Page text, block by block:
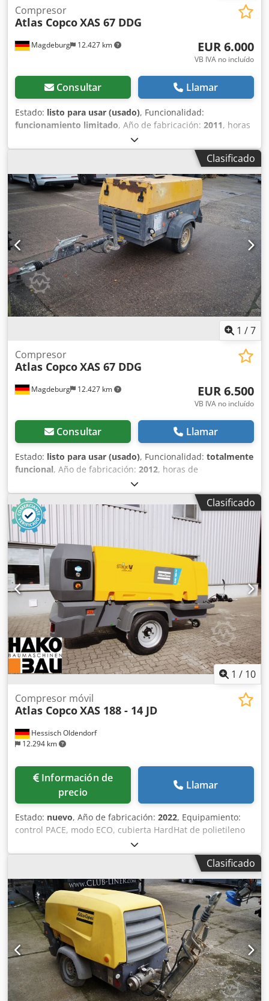
Magdeburg 12.427 km
Compresor
Atlas CopcoXAS 67 DDG
EUR 6.000
VB IVA no incluído
Consultar Llamar
Estado: listo para usar (usado), Funcionalidad:
funcionamiento limitado, Año de fabricación: 2011, horas
, Equipamiento:
Compresor Atlas Copco XAS 67 DDG, año de fabricación
2011, 1192 horas de funcionamiento, caudal volumétrico
3,5 m³, alimentación de emergencia 12,5 kVA, conexiones 1
x 230 voltios, 2 x 400 voltios, número de serie
YA3062566B0165583, homologación disponible, el fusible
se funde al conectar la alimentación de emergencia, filtro
de hollín aguas abajo SMF-MR Dwodpfxov Rbufj Ad Isa
Clasificado
1 /7
Magdeburg 12.427 km
Compresor
Atlas CopcoXAS 67 DDG
EUR 6.500
VB IVA no incluído
Consultar Llamar
Estado: listo para usar (usado), Funcionalidad: totalmente
funcional, Año de fabricación: 2012, horas de
, Compresor Atlas Copco XAS 67
DDG, año de fabricación 2012, 1680 horas de servicio,
caudal volumétrico 3,5 m³, potencia de emergencia 12,5
Kva, conexiones 1 x 230 Volt, 2 x 400 Volt, Nº de serie
YA3062560C0250310 Dsdpfx Adou Dh Tls Iswa
Clasificado
1 / 10
Hessisch Oldendorf
12.294 km
Compresor móvil
Atlas CopcoXAS 188 - 14 JD
Información de
precio
Llamar
Estado: nuevo, Año de fabricación: 2022, Equipamiento:
control PACE, modo ECO, cubierta HardHat de polietileno
(PE), control Xc2003 Temperatura mínima: -10 °C
Dimensiones del chasis: 4844 x 1807 x 1892 mm (largo x
ancho x alto) Velocidad de alivio: 1500 rpm Velocidad
nominal a plena carga: 1960 rpm Temperatura ambiente
máxima: 45 °C Djdpfxeii U R Dj Ad Iowa Potencia del motor:
104 kW Caudal volumétrico (FAD): 10,9-9,7 m³/min Rango
de presión de funcionamiento: 5-14 bares Control del
compresor con regulación flexible de presión y caudal:
PACE Marca y modelo del motor: John Deere / 4045HI551
Sistema de tratamiento del aire comprimido compuesto
por: intercambiador de calor del aire comprimido,
separador de agua y filtro PD Nivel de emisiones: Etapa V
Número de cilindros: 4
Clasificado